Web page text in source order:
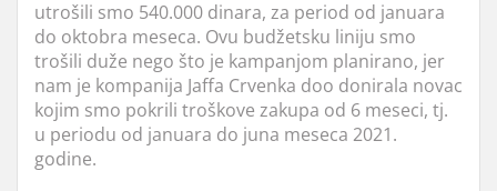
utrošili smo 540.000 dinara, za period od januara
do oktobra meseca. Ovu budžetsku liniju smo
trošili duže nego što je kampanjom planirano, jer
nam je kompanija Jaffa Crvenka doo donirala novac
kojim smo pokrili troškove zakupa od 6 meseci, tj.
u periodu od januara do juna meseca 2021.
godine.